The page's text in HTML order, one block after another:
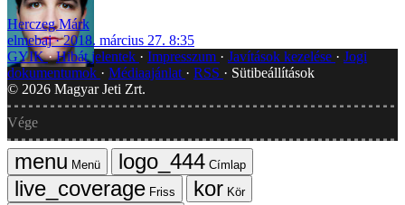
Herczeg Márk
elmebaj
2018. március 27. 8:35
GYIK Hibát jelentek Impresszum Javítások kezelése
Jogi
dokumentumok
Médiaajánlat RSS
Sütibeállítások
© 2026 Magyar Jeti Zrt.
Vége
Menü
Címlap
Friss
Kör